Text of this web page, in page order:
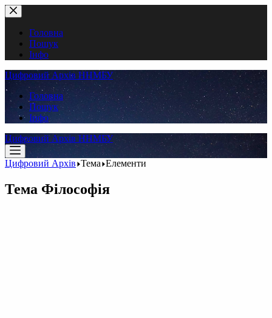
Перейти
до
вмістуГоловна
Пошук
Інфо
Цифровий Архів ННМБУ
Головна
Пошук
Інфо
Цифровий Архів ННМБУ
Цифровий Архів Тема Елементи
Тема Філософія